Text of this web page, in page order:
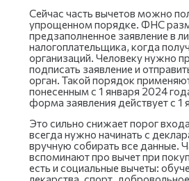
Сейчас часть вычетов можно
упрощенном порядке. ФНС
предзаполненное заявление в
налогоплательщика, когда
организаций. Человеку нужно
подписать заявление и
орган. Такой порядок
понесенным с 1 января 2024
форма заявления действует с 1
Это сильно снижает порог
всегда нужно начинать с
вручную собирать все данные.
вспоминают про вычет при
есть и социальные вычеты: